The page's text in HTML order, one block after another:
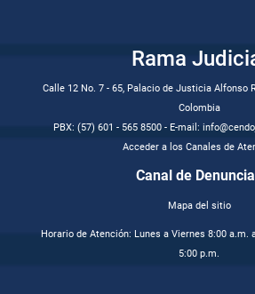
Rama
Calle 12 No. 7 - 65, Palacio de Justicia Alfonso
Colombia
PBX: (57) 601 - 565 8500 - E-mail:
Acceder a los Canales de
Canal de
Mapa del sitio
Horario de Atención: Lunes a Viernes 8:00 a.m.
5:00 p.m.